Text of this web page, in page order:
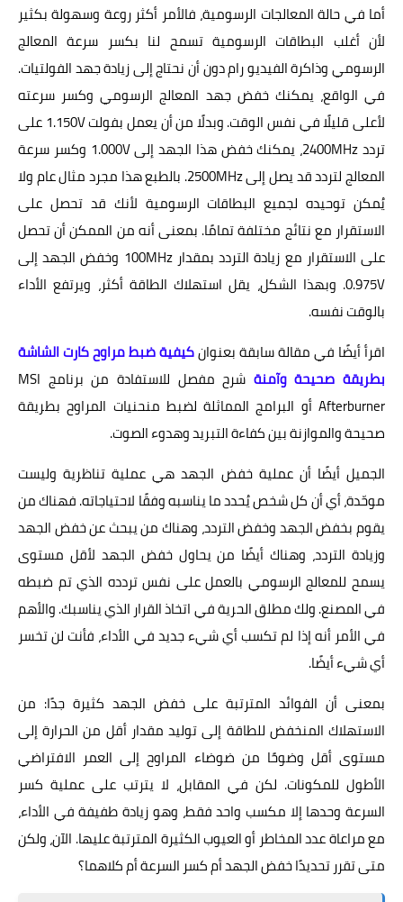
أما في حالة المعالجات الرسومية، فالأمر أكثر روعة وسهولة بكثير
لأن أغلب البطاقات الرسومية تسمح لنا بكسر سرعة المعالج
الرسومي وذاكرة الفيديو رام دون أن نحتاج إلى زيادة جهد الفولتيات.
في الواقع، يمكنك خفض جهد المعالج الرسومي وكسر سرعته
لأعلى قليلًا في نفس الوقت. وبدلًا من أن يعمل بفولت 1.150V على
تردد 2400MHz، يمكنك خفض هذا الجهد إلى 1.000V وكسر سرعة
المعالج لتردد قد يصل إلى 2500MHz. بالطبع هذا مجرد مثال عام ولا
يُمكن توحيده لجميع البطاقات الرسومية لأنك قد تحصل على
الاستقرار مع نتائج مختلفة تمامًا. بمعنى أنه من الممكن أن تحصل
على الاستقرار مع زيادة التردد بمقدار 100MHz وخفض الجهد إلى
0.975V. وبهذا الشكل، يقل استهلاك الطاقة أكثر، ويرتفع الأداء
بالوقت نفسه.
اقرأ أيضًا في مقالة سابقة بعنوانكيفية ضبط مراوح كارت الشاشة
بطريقة صحيحة وآمنة
شرح مفصل للاستفادة من برنامج MSI
Afterburner أو البرامج المماثلة لضبط منحنيات المراوح بطريقة
صحيحة والموازنة بين كفاءة التبريد وهدوء الصوت.
الجميل أيضًا أن عملية خفض الجهد هي عملية تناظرية وليست
موحّدة، أي أن كل شخص يُحدد ما يناسبه وفقًا لاحتياجاته. فهناك من
يقوم بخفض الجهد وخفض التردد، وهناك من يبحث عن خفض الجهد
وزيادة التردد، وهناك أيضًا من يحاول خفض الجهد لأقل مستوى
يسمح للمعالج الرسومي بالعمل على نفس تردده الذي تم ضبطه
في المصنع. ولك مطلق الحرية في اتخاذ القرار الذي يناسبك. والأهم
في الأمر أنه إذا لم تكسب أي شيء جديد في الأداء، فأنت لن تخسر
أي شيء أيضًا.
بمعنى أن الفوائد المترتبة على خفض الجهد كثيرة جدًا: من
الاستهلاك المنخفض للطاقة إلى توليد مقدار أقل من الحرارة إلى
مستوى أقل وضوحًا من ضوضاء المراوح إلى العمر الافتراضي
الأطول للمكونات. لكن في المقابل، لا يترتب على عملية كسر
السرعة وحدها إلا مكسب واحد فقط، وهو زيادة طفيفة في الأداء،
مع مراعاة عدد المخاطر أو العيوب الكثيرة المترتبة عليها. الآن، ولكن
متى تقرر تحديدًا خفض الجهد أم كسر السرعة أم كلاهما؟